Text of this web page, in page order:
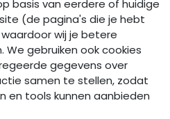
basis van eerdere of huidige
(de pagina's die je hebt
wij je betere
We gebruiken ook cookies
gegevens over
samen te stellen, zodat
en tools kunnen aanbieden